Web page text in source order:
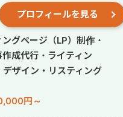
得意領域は、
、集客・採用成果を生む
テム開発を一気通貫で行
プロフィールを見る
グページ（LP）制作・
成代行・ライティン
ザイン・リスティング
円～